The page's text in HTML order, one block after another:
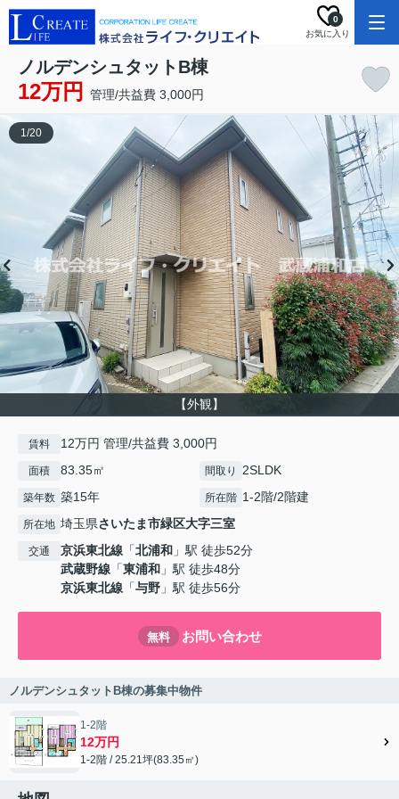
お気に入り
0
ノルデンシュタットB棟
12万円 管理/共益費 3,000円
【外観】
1/20
賃料 12万円 管理/共益費 3,000円
面積 83.35㎡ 間取り 2SLDK
築年数 築15年 所在階 1-2階/2階建
所在地 埼玉県さいたま市緑区大字三室
交通 京浜東北線 「北浦和 」駅 徒歩52分
武蔵野線 「東浦和 」駅 徒歩48分
京浜東北線 「与野 」駅 徒歩56分
無料 お問い合わせ
ノルデンシュタットB棟の募集中物件
1-2階
12万円
1-2階 / 25.21坪(83.35㎡)